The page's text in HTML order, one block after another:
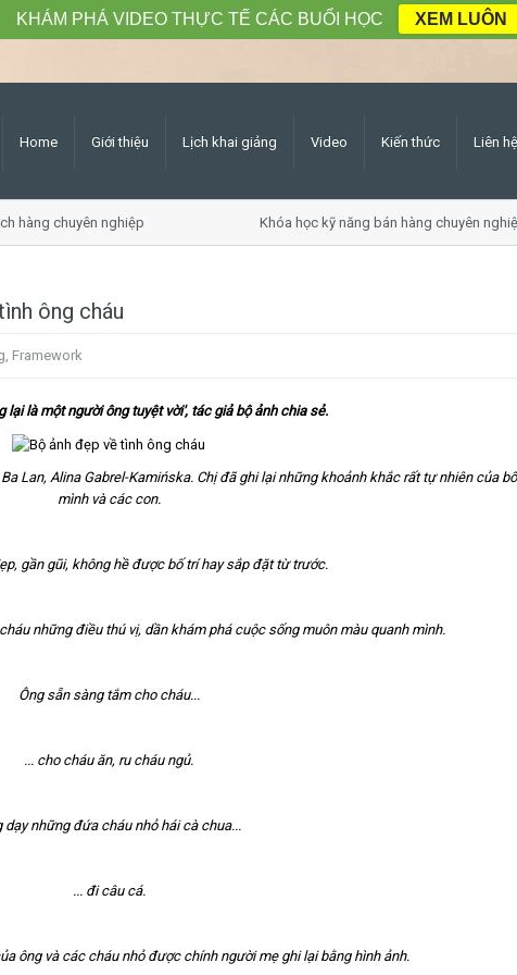
Home Giới thiệu Lịch khai giảng Video Kiến thức Liên
hàng chuyên nghiệp Khóa học kỹ năng bán hàng chuyên
ông cháu
, Framework
là một người ông tuyệt vời', tác giả bộ ảnh chia sẻ.
Lan, Alina Gabrel-Kamińska. Chị đã ghi lại những khoảnh khắc rất tự nhiên của bố
mình và các con.
gần gũi, không hề được bố trí hay sắp đặt từ trước.
những điều thú vị, dần khám phá cuộc sống muôn màu quanh mình.
Ông sẵn sàng tắm cho cháu...
... cho cháu ăn, ru cháu ngủ.
dạy những đứa cháu nhỏ hái cà chua...
... đi câu cá.
ông và các cháu nhỏ được chính người mẹ ghi lại bằng hình ảnh.
KHÁM PHÁ VIDEO THỰC TẾ CÁC BUỔI HỌC XEM LUÔN